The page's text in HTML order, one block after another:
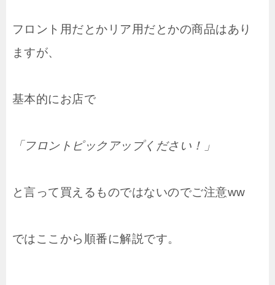
フロント用だとかリア用だとかの商品はあり
ますが、
基本的にお店で
「フロントピックアップください！」
と言って買えるものではないのでご注意ww
ではここから順番に解説です。